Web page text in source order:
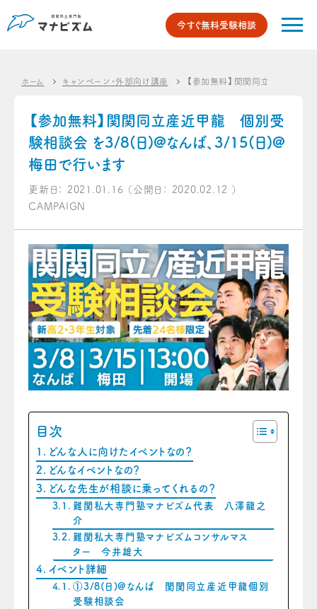
今すぐ無料受験相談
ホーム キャンペーン・外部向け講座 【参加無料】関関同立産近甲龍
【参加無料】関関同立産近甲龍 個別受
験相談会 を3/8(日)@なんば、3/15(日)@
梅田で行います
更新日： 2021.01.16 （公開日： 2020.02.12
）
CAMPAIGN
目次
どんな人に向けたイベントなの？
どんなイベントなの？
どんな先生が相談に乗ってくれるの？
難関私大専門塾マナビズム代表 八澤龍之
介
難関私大専門塾マナビズムコンサルマス
ター 今井雄大
イベント詳細
①3/8(日)@なんば 関関同立産近甲龍個別
受験相談会